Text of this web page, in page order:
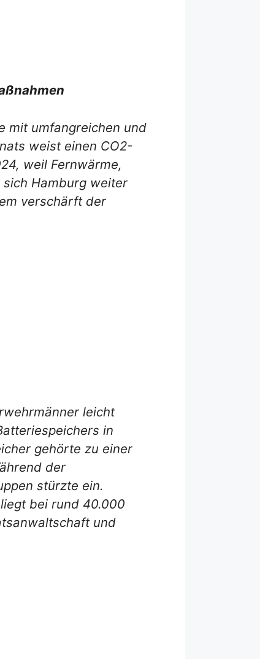
mit umfangreichen und
weist einen CO2-
weil Fernwärme,
Hamburg weiter
verschärft der
leicht
in
gehörte zu einer
der
stürzte ein.
bei rund 40.000
und